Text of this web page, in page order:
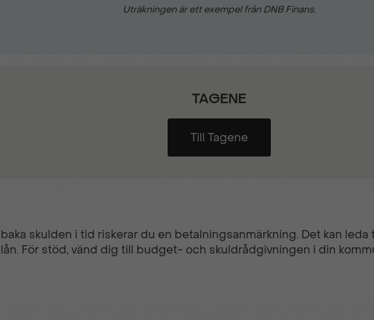
Värmepump
Uträkningen är ett exempel från DNB Finans.
TAGENE
Till Tagene
skulden i tid riskerar du en betalningsanmärkning. Det kan
För stöd, vänd dig till budget- och skuldrådgivningen i din